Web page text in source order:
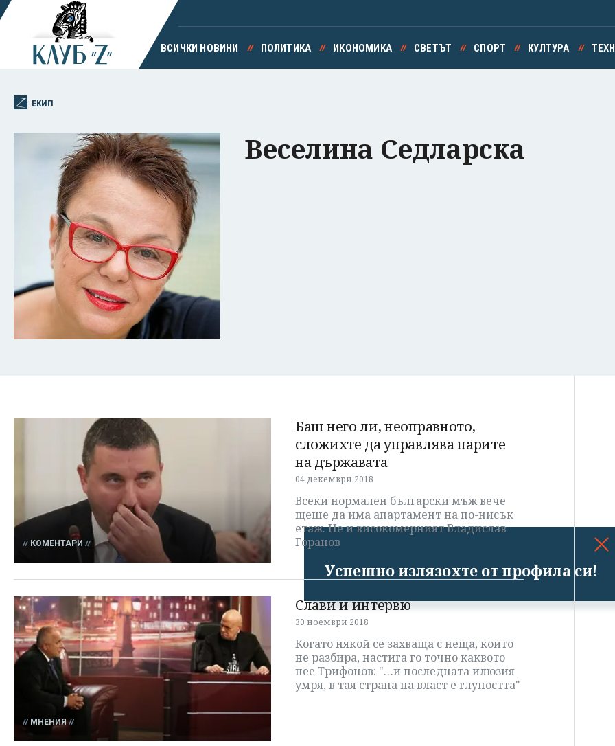
Успешно излязохте от профила си!
ВСИЧКИ НОВИНИ ПОЛИТИКА ИКОНОМИКА СВЕТЪТ СПОРТ КУЛТУРА
ЕКИП
Веселина Седларска
КОМЕНТАРИ
Баш него ли, неоправното,
сложихте да управлява парите
на държавата
04 декември 2018
Всеки нормален български мъж вече
щеше да има апартамент на по-нисък
етаж. Не и високомерният Владислав
Горанов
МНЕНИЯ
Слави и интервю
30 ноември 2018
Когато някой се захваща с неща, които
не разбира, настига го точно каквото
пее Трифонов: "…и последната илюзия
умря, в тая страна на власт е глупостта"